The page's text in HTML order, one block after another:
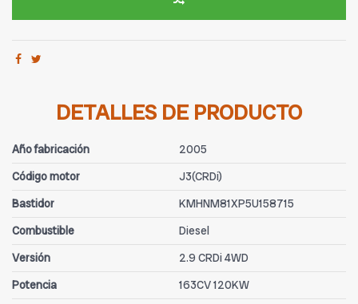
DETALLES DE PRODUCTO
Año fabricación
2005
Código motor
J3(CRDi)
Bastidor
KMHNM81XP5U158715
Combustible
Diesel
Versión
2.9 CRDi 4WD
Potencia
163CV 120KW